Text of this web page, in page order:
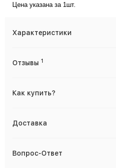
Цена указана за 1шт.
Характеристики
Отзывы 1
Как купить?
Доставка
Вопрос-Ответ